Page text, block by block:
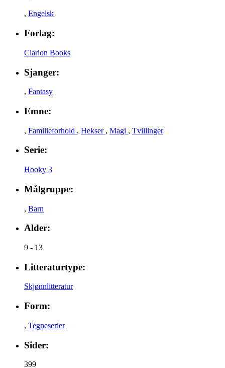
, Engelsk
Forlag:
Clarion Books
Sjanger:
, Fantasy
Emne:
, Familieforhold , Hekser , Magi , Tvillinger
Serie:
Hooky 3
Målgruppe:
, Barn
Alder:
9 - 13
Litteraturtype:
Skjønnlitteratur
Form:
, Tegneserier
Sider:
399